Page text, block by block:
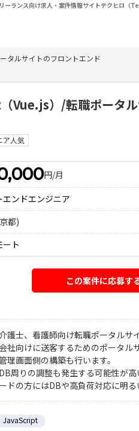
ランス向け求人・案件情報サイトテクヒロ（
タルサイトのフロントエンド
Vue.js）/転職ポータ
ア人気
円/月
エンドエンジニア
都)
ート
この案件に応募す
護士、看護師向け転職ポータルサ
社向けに送客するためのポータル
理画面側の構築も行います。
周りの調整も発生する可能性が
ドの方にはDBや高負荷対応に明
JavaScript